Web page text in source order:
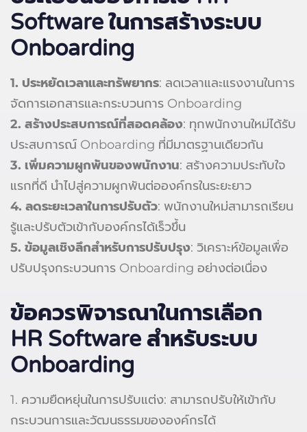
Softwareในการสร้างระบบ
Onboarding
1. ประหยัดเวลาและทรัพยากร: ลดเวลาและแรงงานในการ
จัดการเอกสารและกระบวนการ Onboarding
2. สร้างประสบการณ์ที่สอดคล้อง: ทุกพนักงานใหม่ได้รับ
ประสบการณ์ Onboarding ที่มีมาตรฐานเดียวกัน
3. เพิ่มความผูกพันของพนักงาน: สร้างความประทับใจ
แรกที่ดี นำไปสู่ความผูกพันต่อองค์กรในระยะยาว
4. ลดระยะเวลาในการปรับตัว: พนักงานใหม่สามารถเรียน
รู้และปรับตัวเข้ากับองค์กรได้เร็วขึ้น
5. ข้อมูลเชิงลึกสำหรับการปรับปรุง: วิเคราะห์ข้อมูลเพื่อ
ปรับปรุงกระบวนการ Onboarding อย่างต่อเนื่อง
ข้อควรพิจารณาในการเลือก
HR Software สำหรับระบบ
Onboarding
1. ความยืดหยุ่นในการปรับแต่ง: สามารถปรับให้เข้ากับ
กระบวนการและวัฒนธรรมขององค์กรได้